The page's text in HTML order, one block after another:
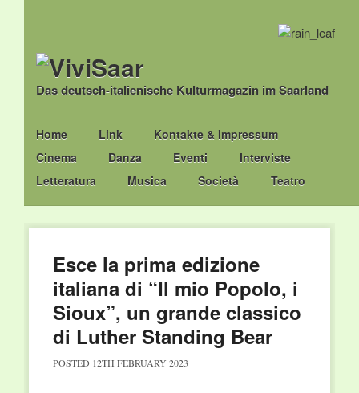
Das deutsch-italienische Kulturmagazin im Saarland
Main menu
Skip
to
content
Home Link
Kontakte & Impressum
Cinema
Danza Eventi
Interviste
Letteratura
Musica Società Teatro
Esce la prima edizione
italiana di “Il mio Popolo, i
Sioux”, un grande classico
di Luther Standing Bear
POSTED 12TH FEBRUARY 2023